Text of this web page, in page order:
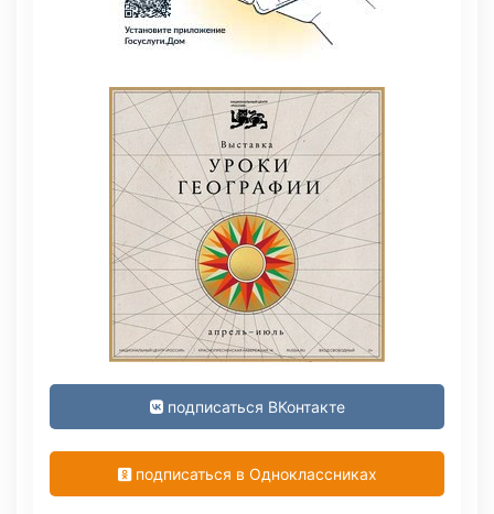
подписаться ВКонтакте
подписаться в Одноклассниках